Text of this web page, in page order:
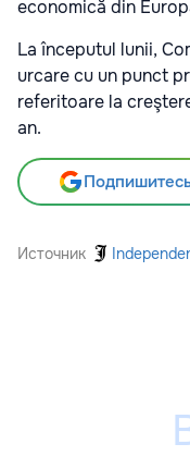
economică din
La începutul lunii,
urcare cu un punct
referitoare la
an.
Источник